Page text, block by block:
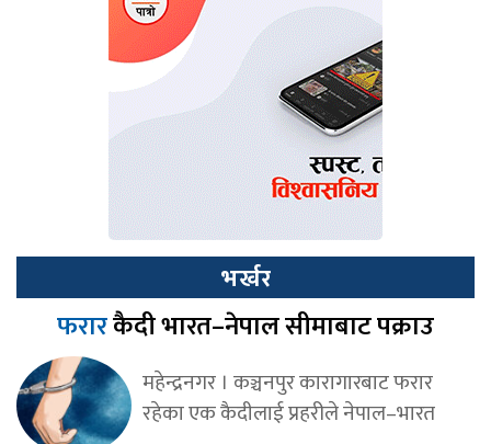
भर्खर
फरारकैदी भारत–नेपाल सीमाबाट पक्राउ
महेन्द्रनगर । कञ्चनपुर कारागारबाट फरार
रहेका एक कैदीलाई प्रहरीले नेपाल–भारत